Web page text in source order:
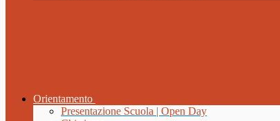
Orientamento
Presentazione Scuola | Open Day